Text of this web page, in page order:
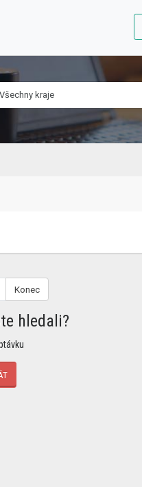
Všechny kraje
Konec
hledali?